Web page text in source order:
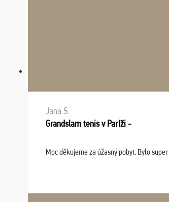
Jana S.
Grandslam tenis v Paríži -
Moc děkujeme za úžasný pobyt. Bylo